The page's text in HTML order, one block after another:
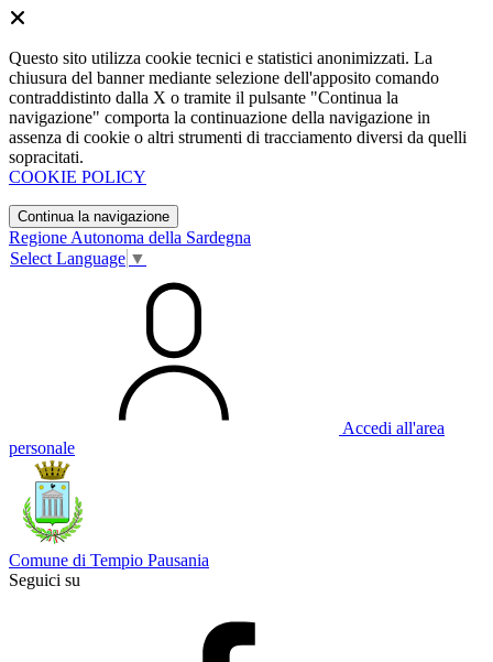
Questo sito utilizza cookie tecnici e statistici anonimizzati. La
chiusura del banner mediante selezione dell'apposito comando
contraddistinto dalla X o tramite il pulsante "Continua la
navigazione" comporta la continuazione della navigazione in
assenza di cookie o altri strumenti di tracciamento diversi da quelli
sopracitati.
COOKIE POLICY
Continua la navigazione
Regione Autonoma della Sardegna
Select Language ▼
Accedi all'area
personale
Comune di Tempio Pausania
Seguici su